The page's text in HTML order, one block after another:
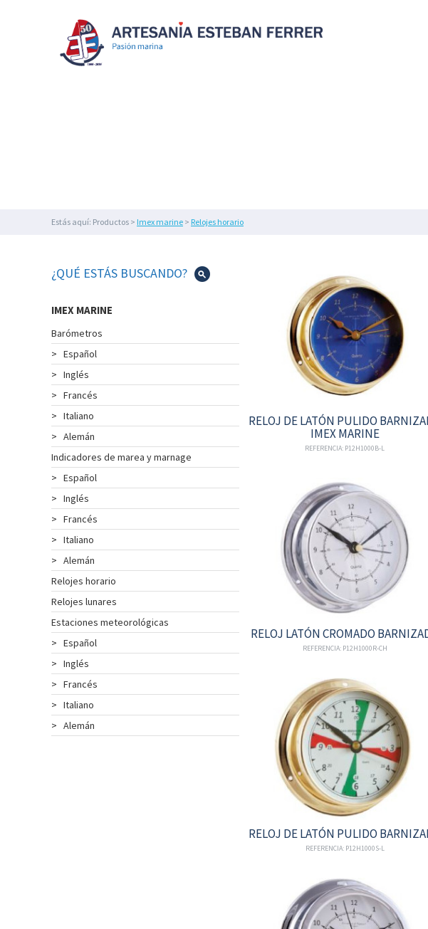
MAQUETAS
SOUVENIR
DECORACIÓN
MARINE
NÁUTICA
INSTRUMENTOS
NAVEGACIÓN
TEXTIL
NAUTICO
CATÁLOGO
NOSOTROS
PROMOCIONES
NOVEDADES
ACTUALIDAD
CONTACTO
CLIENTES
COLECCIÓN
COLECCIÓN
Estás aquí: Productos > Imex marine > Relojes horario
¿QUÉ ESTÁS BUSCANDO?
IMEX MARINE
Barómetros
> Español
> Inglés
> Francés
> Italiano
> Alemán
Indicadores de marea y marnage
> Español
> Inglés
> Francés
> Italiano
> Alemán
Relojes horario
Relojes lunares
Estaciones meteorológicas
> Español
> Inglés
> Francés
> Italiano
> Alemán
RELOJ DE LATÓN PULIDO
IMEX MARINE
REFERENCIA: P12H1000B-L
RELOJ LATÓN CROMADO
REFERENCIA: P12H1000R-CH
RELOJ DE LATÓN PULIDO
REFERENCIA: P12H1000S-L